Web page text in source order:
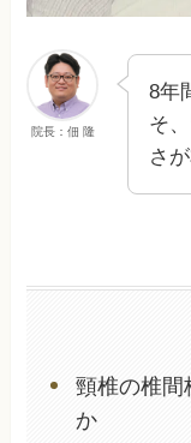
院長：佃 隆
8年
そ
さ
頸椎の椎間
か